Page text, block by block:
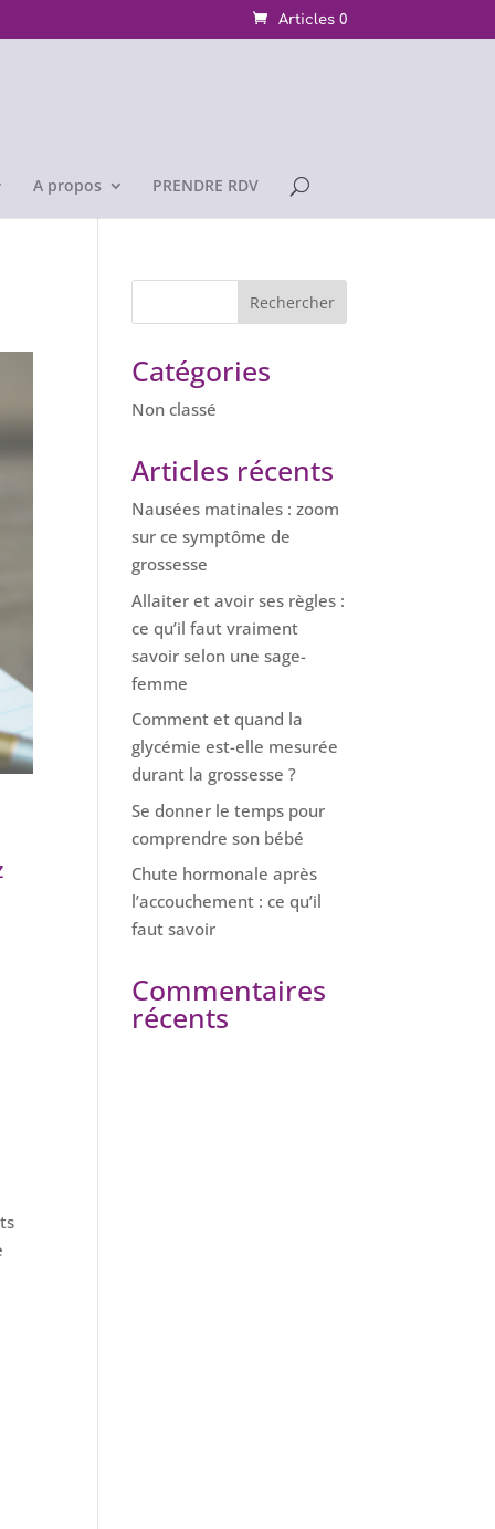
Articles 0
A propos PRENDRE RDV
Catégories
Non classé
Articles récents
Nausées matinales : zoom
sur ce symptôme de
grossesse
Allaiter et avoir ses règles :
ce qu’il faut vraiment
savoir selon une sage-
femme
Comment et quand la
glycémie est-elle mesurée
durant la grossesse ?
Se donner le temps pour
comprendre son bébé
Chute hormonale après
l’accouchement : ce qu’il
faut savoir
Commentaires
récents